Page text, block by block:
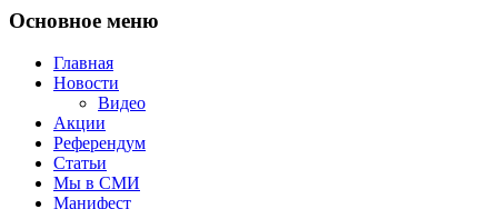
Основное меню
Главная
Новости
Видео
Акции
Референдум
Статьи
Мы в СМИ
Манифест